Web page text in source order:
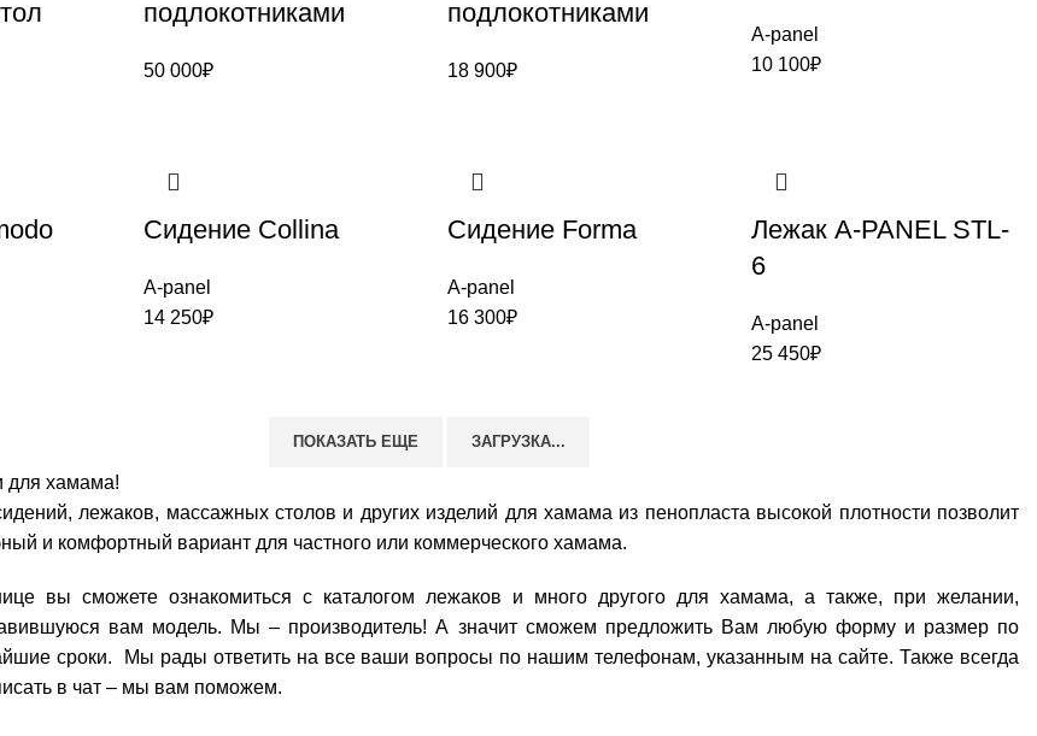
подлокотниками
50 000₽
подлокотниками
18 900₽
A-panel
10 100₽
Сидение Collina
A-panel
14 250₽
Сидение Forma
A-panel
16 300₽
Лежак A-PANEL STL-
6
A-panel
25 450₽
ПОКАЗАТЬ ЕЩЕ ЗАГРУЗКА...
для хамама!
лежаков, массажных столов и других изделий для хамама из пенопласта высокой плотности позволит
и комфортный вариант для частного или коммерческого хамама.
вы сможете ознакомиться с каталогом лежаков и много другого для хамама, а также, при желании,
вам модель. Мы – производитель! А значит сможем предложить Вам любую форму и размер по
сроки. Мы рады ответить на все ваши вопросы по нашим телефонам, указанным на сайте. Также всегда
в чат – мы вам поможем.